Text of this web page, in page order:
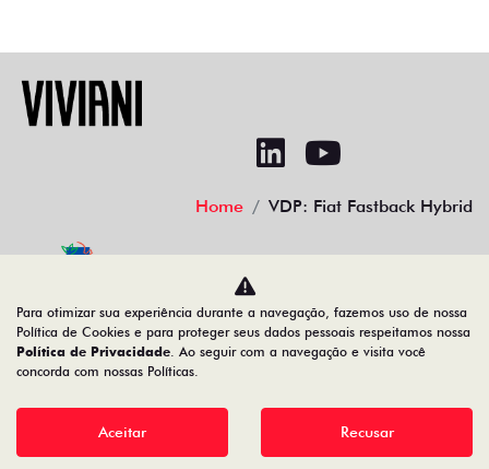
Home VDP: Fiat Fastback Hybrid
00.550.527/0001-90
Desenvolvido pela DEALERSPACE ® Direitos Reservados.
Para otimizar sua experiência durante a navegação, fazemos uso de nossa
Política de Cookies e para proteger seus dados pessoais respeitamos nossa
Política de Privacidade. Ao seguir com a navegação e visita você
concorda com nossas Políticas.
Aceitar Recusar